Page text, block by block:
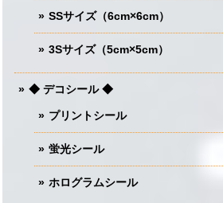
SSサイズ（6cm×6cm）
3Sサイズ（5cm×5cm）
◆ デコシール ◆
プリントシール
蛍光シール
ホログラムシール